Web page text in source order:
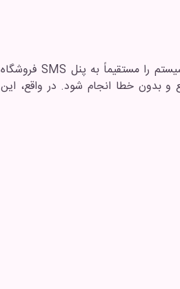
بخش سرویس‌های پیامکی یکی از مهم‌ترین قسمت‌های ماژول باشگاه مشتریان شاتوت است. این بخش وظیفه دارد سیستم را مستقیماً به پنل SMS فروشگاه
و بدون خطا انجام شود. در واقع، این